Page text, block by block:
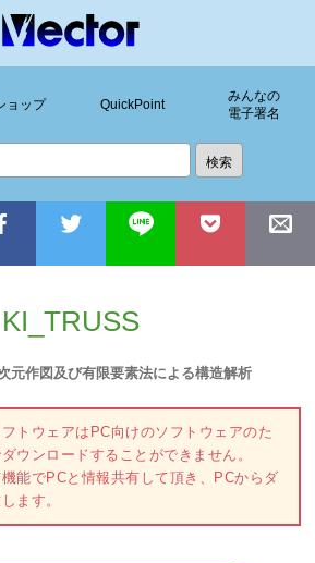
ョップ QuickPoint
みんなの
電子署名
KI_TRUSS
元作図及び有限要素法による構造解析
トウェアはPC向けのソフトウェアのた
ウンロードすることができません。
能でPCと情報共有して頂き、PCからダ
ます。